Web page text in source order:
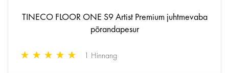
TINECO FLOOR ONE S9 Artist Premium juhtmevaba
põrandapesur
1 Hinnang